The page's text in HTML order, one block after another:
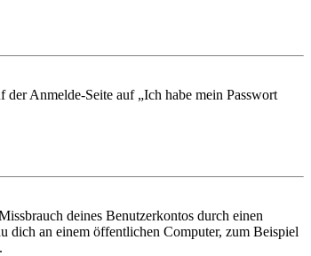
Anmelde-Seite auf „Ich habe mein Passwort
deines Benutzerkontos durch einen
dich an einem öffentlichen Computer, zum Beispiel